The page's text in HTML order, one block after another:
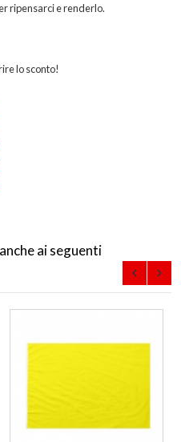
ripensarci e renderlo.
lo sconto!
ai seguenti